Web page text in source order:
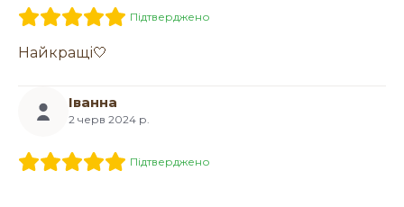
Підтверджено
Найкращі🤍
Іванна
2 черв 2024 р.
Підтверджено